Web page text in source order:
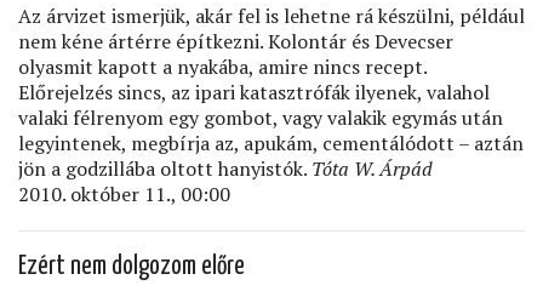
Az árvizet ismerjük, akár fel is lehetne rá készülni, például
nem kéne ártérre építkezni. Kolontár és Devecser
olyasmit kapott a nyakába, amire nincs recept.
Előrejelzés sincs, az ipari katasztrófák ilyenek, valahol
valaki félrenyom egy gombot, vagy valakik egymás után
legyintenek, megbírja az, apukám, cementálódott – aztán
jön a godzillába oltott hanyistók. Tóta W. Árpád
2010. október 11., 00:00
Ezért nem dolgozom előre